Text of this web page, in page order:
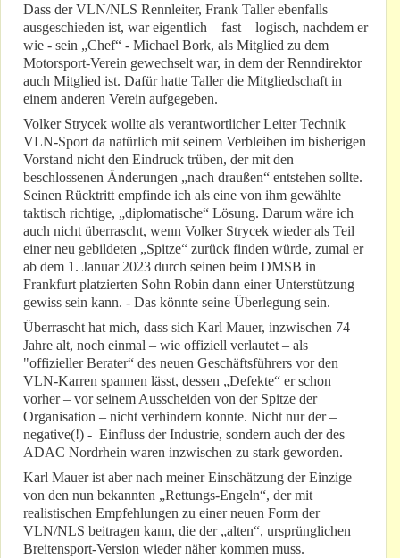
Dass der VLN/NLS Rennleiter, Frank Taller ebenfalls
ausgeschieden ist, war eigentlich – fast – logisch, nachdem er
wie - sein „Chef“ - Michael Bork, als Mitglied zu dem
Motorsport-Verein gewechselt war, in dem der Renndirektor
auch Mitglied ist. Dafür hatte Taller die Mitgliedschaft in
einem anderen Verein aufgegeben.
Volker Strycek wollte als verantwortlicher Leiter Technik
VLN-Sport da natürlich mit seinem Verbleiben im bisherigen
Vorstand nicht den Eindruck trüben, der mit den
beschlossenen Änderungen „nach draußen“ entstehen sollte.
Seinen Rücktritt empfinde ich als eine von ihm gewählte
taktisch richtige, „diplomatische“ Lösung. Darum wäre ich
auch nicht überrascht, wenn Volker Strycek wieder als Teil
einer neu gebildeten „Spitze“ zurück finden würde, zumal er
ab dem 1. Januar 2023 durch seinen beim DMSB in
Frankfurt platzierten Sohn Robin dann einer Unterstützung
gewiss sein kann. - Das könnte seine Überlegung sein.
Überrascht hat mich, dass sich Karl Mauer, inzwischen 74
Jahre alt, noch einmal – wie offiziell verlautet – als
"offizieller Berater“ des neuen Geschäftsführers vor den
VLN-Karren spannen lässt, dessen „Defekte“ er schon
vorher – vor seinem Ausscheiden von der Spitze der
Organisation – nicht verhindern konnte. Nicht nur der –
negative(!) - Einfluss der Industrie, sondern auch der des
ADAC Nordrhein waren inzwischen zu stark geworden.
Karl Mauer ist aber nach meiner Einschätzung der Einzige
von den nun bekannten „Rettungs-Engeln“, der mit
realistischen Empfehlungen zu einer neuen Form der
VLN/NLS beitragen kann, die der „alten“, ursprünglichen
Breitensport-Version wieder näher kommen muss.